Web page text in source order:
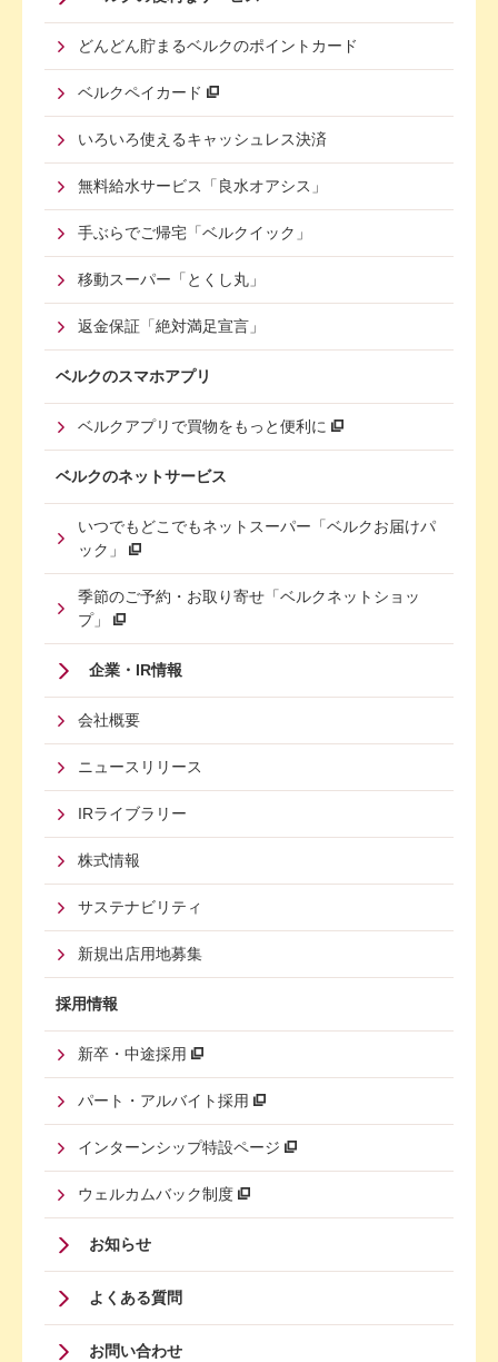
Menu
Second
どんどん貯まるベルクのポイントカード
ベルクペイカード
いろいろ使えるキャッシュレス決済
無料給水サービス「良水オアシス」
手ぶらでご帰宅「ベルクイック」
移動スーパー「とくし丸」
返金保証「絶対満足宣言」
ベルクのスマホアプリ
ベルクアプリで買物をもっと便利に
ベルクのネットサービス
いつでもどこでもネットスーパー「ベルクお届けパ
ック」
季節のご予約・お取り寄せ「ベルクネットショッ
プ」
Footer
Menu
Third
企業・IR情報
会社概要
ニュースリリース
IRライブラリー
株式情報
サステナビリティ
新規出店用地募集
採用情報
新卒・中途採用
パート・アルバイト採用
インターンシップ特設ページ
ウェルカムバック制度
Footer
Menu
Four
お知らせ
よくある質問
お問い合わせ